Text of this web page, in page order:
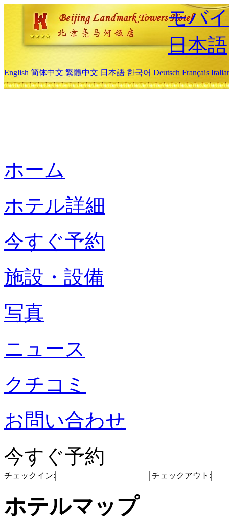
モバ
日本語
English 简体中文 繁體中文 日本語 한국어 Deutsch Français
ホーム
ホテル詳細
今すぐ予約
施設・設備
写真
ニュース
クチコミ
お問い合わせ
今すぐ予約
チェックイン: チェックアウト:
ホテルマップ